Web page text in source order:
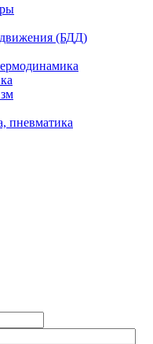
движения (БДД)
пневматика